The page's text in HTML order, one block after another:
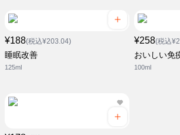
¥188(税込¥203.04)
睡眠改善
125ml
¥258(税込
おいしい免
100ml